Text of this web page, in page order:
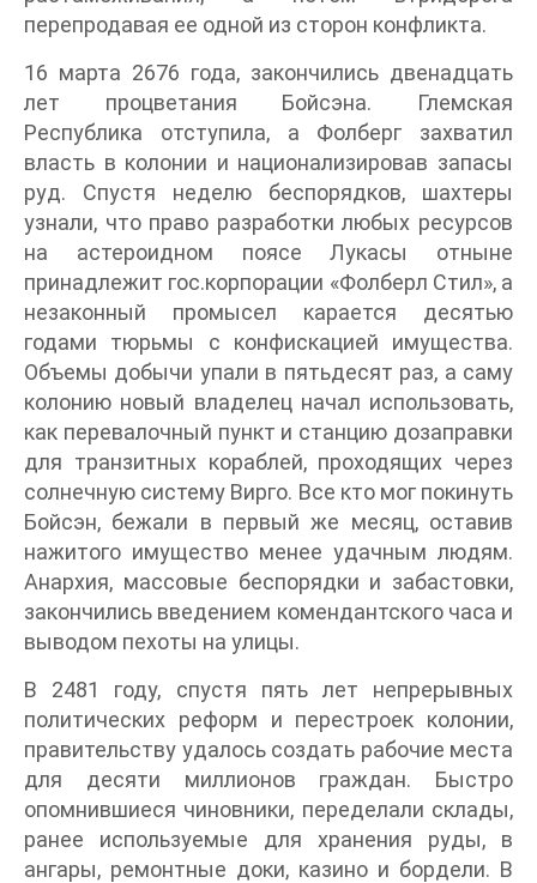
перепродавая ее одной из сторон конфликта.
16 марта 2676 года, закончились двенадцать
лет процветания Бойсэна. Глемская
Республика отступила, а Фолберг захватил
власть в колонии и национализировав запасы
руд. Спустя неделю беспорядков, шахтеры
узнали, что право разработки любых ресурсов
на астероидном поясе Лукасы отныне
принадлежит гос.корпорации «Фолберл Стил», а
незаконный промысел карается десятью
годами тюрьмы с конфискацией имущества.
Объемы добычи упали в пятьдесят раз, а саму
колонию новый владелец начал использовать,
как перевалочный пункт и станцию дозаправки
для транзитных кораблей, проходящих через
солнечную систему Вирго. Все кто мог покинуть
Бойсэн, бежали в первый же месяц, оставив
нажитого имущество менее удачным людям.
Анархия, массовые беспорядки и забастовки,
закончились введением комендантского часа и
выводом пехоты на улицы.
В 2481 году, спустя пять лет непрерывных
политических реформ и перестроек колонии,
правительству удалось создать рабочие места
для десяти миллионов граждан. Быстро
опомнившиеся чиновники, переделали склады,
ранее используемые для хранения руды, в
ангары, ремонтные доки, казино и бордели. В